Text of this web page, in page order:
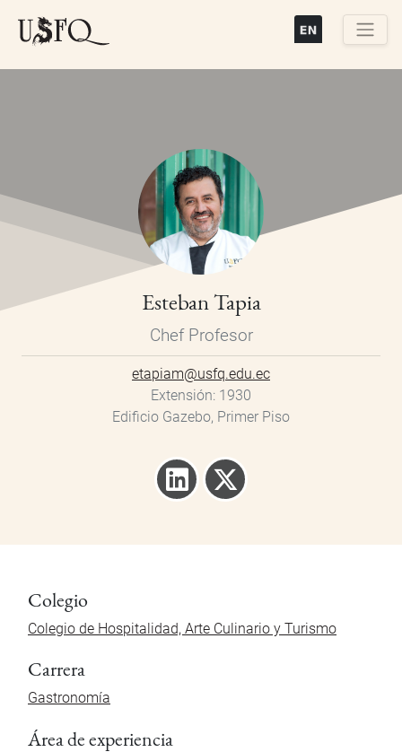
Esteban Tapia
Chef Profesor
etapiam@usfq.edu.ec
Extensión 1930
Edificio Gazebo, Primer Piso
Colegio
Colegio de Hospitalidad, Arte Culinario y Turismo
Carrera
Gastronomía
Área de experiencia